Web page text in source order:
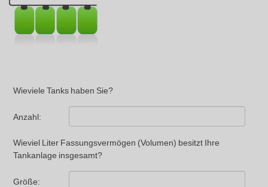
Wieviele Tanks haben Sie?
Anzahl:
Wieviel Liter Fassungsvermögen (Volumen) besitzt Ihre
Tankanlage insgesamt?
Größe: